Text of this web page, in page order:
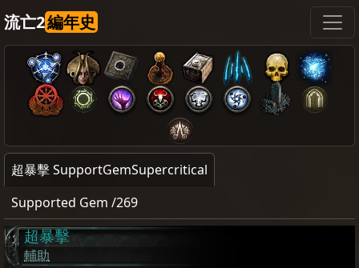
流亡2編年史
超暴擊 SupportGemSupercritical
Supported Gem /269
超暴擊
輔助